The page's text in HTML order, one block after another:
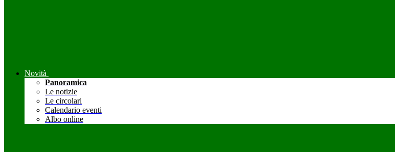
Novità
Panoramica
Le notizie
Le circolari
Calendario eventi
Albo online